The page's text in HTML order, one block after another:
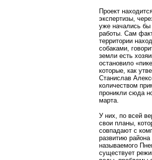
Проект
экспертизы,
уже начались
работы. Сам
территории
собаками,
земли есть
остановило
которые, как
Станислав
количеством
проникли сюда
марта.
У них, по всей
свои планы,
совпадают с
развитию
называемого
существует